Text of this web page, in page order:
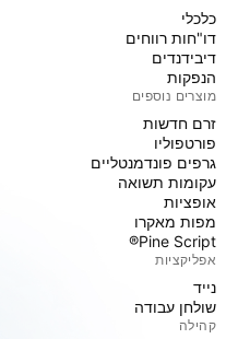
כלכלי
דו"חות רווחים
דיבידנדים
הנפקות
מוצרים נוספים
זרם חדשות
פורטפוליו
גרפים פונדמנטליים
עקומות תשואה
אופציות
מפות מאקרו
Pine Script®
אפליקציות
נייד
שולחן עבודה
קהילה